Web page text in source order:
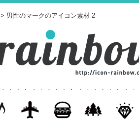
> 男性のマークのアイコン素材 2